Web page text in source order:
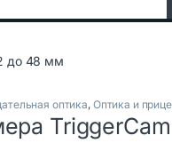
до 48 мм
оптика, Оптика и